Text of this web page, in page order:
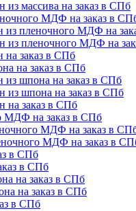
из массива на заказ в СПб
МДФ на заказ в
из пленочного МДФ на
из пленочного МДФ на
на заказ в СПб
на заказ в СПб
из шпона на заказ в СПб
из шпона на заказ в СПб
на заказ в СПб
МДФ на заказ в СПб
МДФ на заказ в
МДФ на заказ в
в СПб
в СПб
на заказ в СПб
на заказ в СПб
в СПб